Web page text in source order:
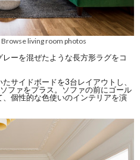
Browse living room photos
ーを混ぜたような長方形ラグをコ
サイドボードを3台レイアウトし、
ファをプラス。ソファの前にゴール
個性的な色使いのインテリアを演